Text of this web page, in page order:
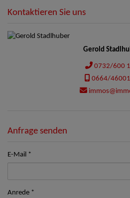
Kontaktieren Sie uns
Gerold
0732/600
0664/
Anfrage senden
E-Mail
Anrede